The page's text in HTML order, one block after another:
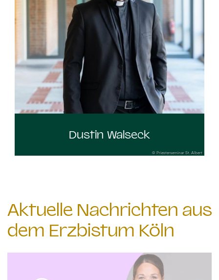
Dustin Walseck
© Priesterseminar St. Albert
Aktuelle Nachrichten aus
dem Erzbistum Köln